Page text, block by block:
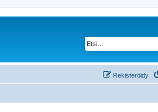
Rekisteröidy